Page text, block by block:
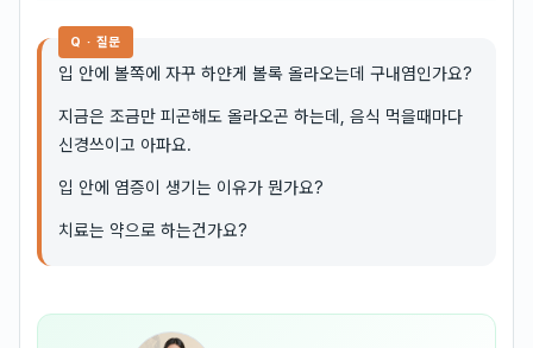
Q · 질문
입 안에 볼쪽에 자꾸 하얀게 볼록 올라오는데 구내염인가요?
지금은 조금만 피곤해도 올라오곤 하는데, 음식 먹을때마다
신경쓰이고 아파요.
입 안에 염증이 생기는 이유가 뭔가요?
치료는 약으로 하는건가요?